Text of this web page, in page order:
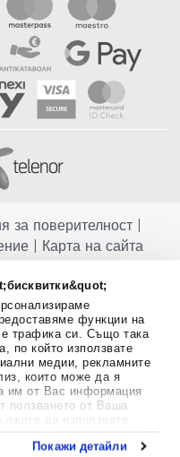
функции на
трафика си. Също така
по който използвате
медии, рекламните
които може да я
им от Вас информация
ползването от Ваша
да използвате
Покажи детайли
за поверителност|
| Карта на сайта
не са предназначени за
на човешки заболявания.
сте бременна, кърмите,
здравословни проблеми,
добавка. Непрекъснато се
валидна информация. Ако
относно тях, моля свържете
rights Reserved.